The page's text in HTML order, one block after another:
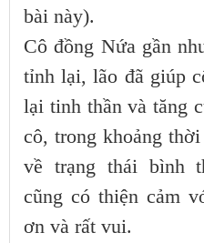
bài này).
Cô đồng Nứa gần
tỉnh lại, lão đã giúp
lại tinh thần và tăng
cô, trong khoảng
về trạng thái bình
cũng có thiện cảm
ơn và rất vui.